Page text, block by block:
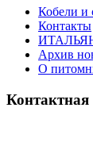
Кобели и
Контакты
Архив
О